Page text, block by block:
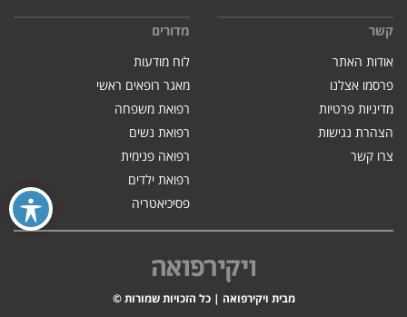
קשר
אודות האתר
פרסמו אצלנו
מדיניות פרטיות
הצהרת נגישות
צרו קשר
מדורים
לוח מודעות
מאגר רופאים ראשי
רפואת משפחה
רפואת נשים
רפואה פנימית
רפואת ילדים
פסיכיאטריה
מבית ויקירפואה | כל הזכויות שמורות ©